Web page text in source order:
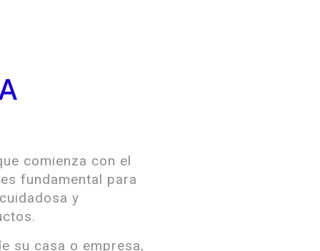
comienza con el
fundamental para
y
su casa o empresa,